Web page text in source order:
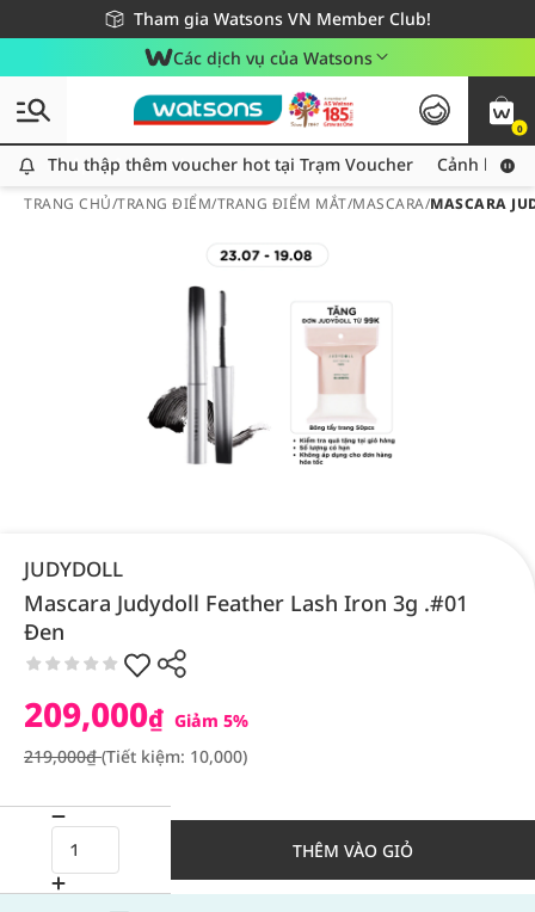
Tham gia Watsons VN Member Club!
Miễn phí giao hàng cho đơn hàng từ 249,000Đ
Giao hàng nhanh 24h - Áp dụng khu vực TP. Hồ Chí Minh
Các dịch vụ của Watsons
0
Thu thập thêm voucher hot tại Trạm Voucher
Thu thập thêm voucher hot tại Trạm Voucher Cảnh báo
TRANG CHỦ/TRANG ĐIỂM/TRANG ĐIỂM MẮT/MASCARA/MASCARA
JUDYDOLL
Mascara Judydoll Feather Lash Iron 3g .#01
Đen
209,000₫ Giảm 5%
219,000₫(Tiết kiệm: 10,000)
THÊM VÀO GIỎ